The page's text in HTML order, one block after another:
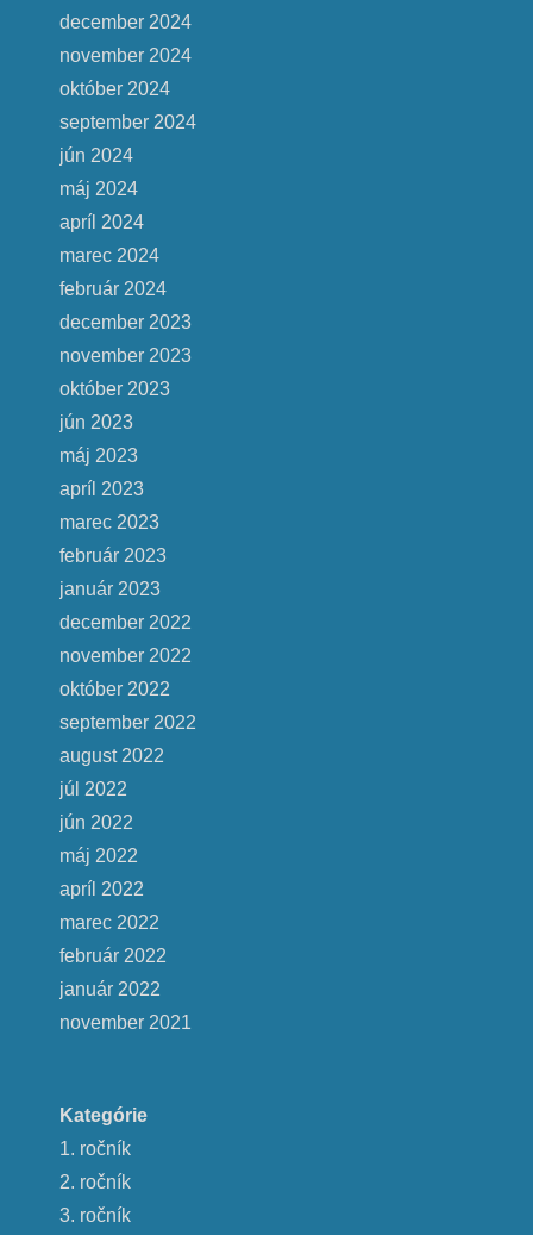
december 2024
november 2024
október 2024
september 2024
jún 2024
máj 2024
apríl 2024
marec 2024
február 2024
december 2023
november 2023
október 2023
jún 2023
máj 2023
apríl 2023
marec 2023
február 2023
január 2023
december 2022
november 2022
október 2022
september 2022
august 2022
júl 2022
jún 2022
máj 2022
apríl 2022
marec 2022
február 2022
január 2022
november 2021
Kategórie
1. ročník
2. ročník
3. ročník